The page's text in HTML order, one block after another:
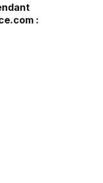
: